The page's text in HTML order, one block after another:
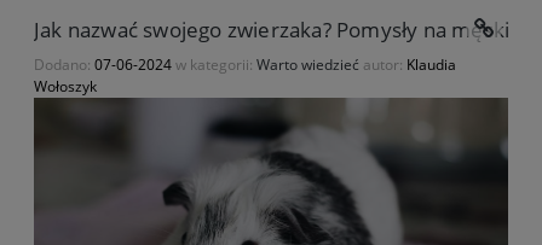
Jak nazwać swojego zwierzaka? Pomysły na męskie
Dodano: 07-06-2024w kategorii: Warto wiedzieć autor: Klaudia
Wołoszyk